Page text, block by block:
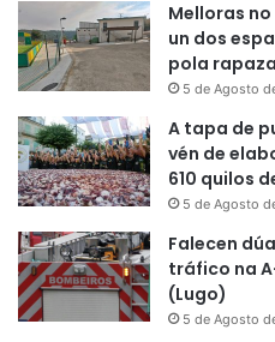
Melloras
un dos
pola
5 de Agosto
A tapa de
vén de
610 quilos
5 de Agosto
Falecen
tráfico na
(Lugo)
5 de Agosto